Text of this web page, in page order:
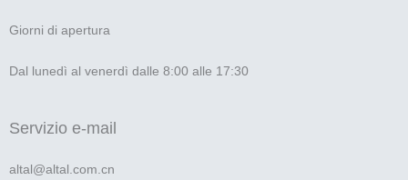
Giorni di apertura
Dal lunedì al venerdì dalle 8:00 alle 17:30
Servizio e-mail
altal@altal.com.cn